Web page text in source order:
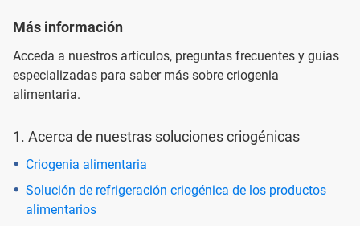
Más información
Acceda a nuestros artículos, preguntas frecuentes y guías
especializadas para saber más sobre criogenia
alimentaria.
1. Acerca de nuestras soluciones criogénicas
Criogenia alimentaria
Solución de refrigeración criogénica de los productos
alimentarios